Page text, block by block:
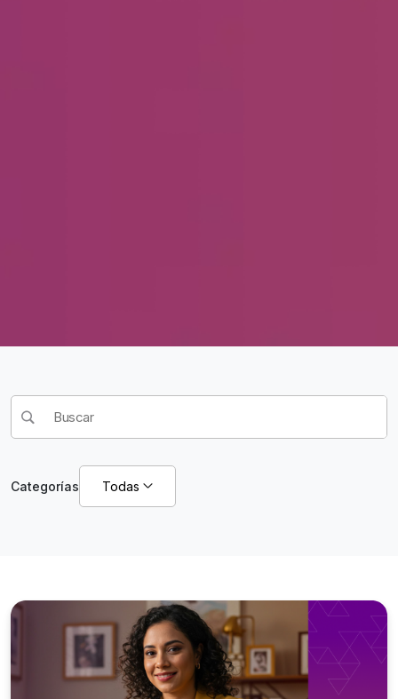
Esto es un campo de búsqueda con una función de texto
Categorías Todas